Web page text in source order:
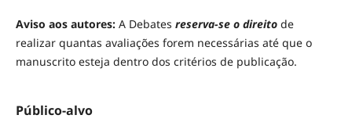
Aviso aos autores: A Debates reserva-se o direitode
realizar quantas avaliações forem necessárias até que o
manuscrito esteja dentro dos critérios de publicação.
Público-alvo